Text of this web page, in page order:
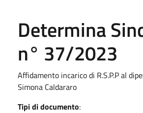
Determina
n° 37/2023
Affidamento incarico di R.S.P.P al
Simona Caldararo
Tipi di documento: